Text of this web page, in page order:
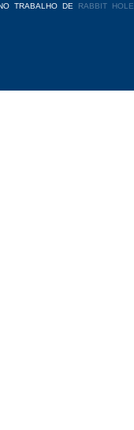
TRABALHO DE RABBIT HOLE